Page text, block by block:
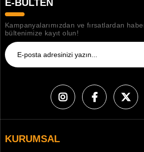
E-BÜLTEN
Kampanyalarımızdan ve fırsatlardan
bültenimize kayıt olun!
KURUMSAL